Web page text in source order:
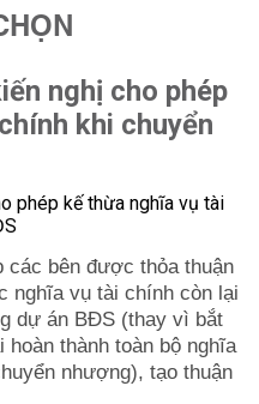
nghị cho phép
khi chuyển
các bên được thỏa thuận
nghĩa vụ tài chính còn lại
dự án BĐS (thay vì bắt
thành toàn bộ nghĩa
nhượng), tạo thuận